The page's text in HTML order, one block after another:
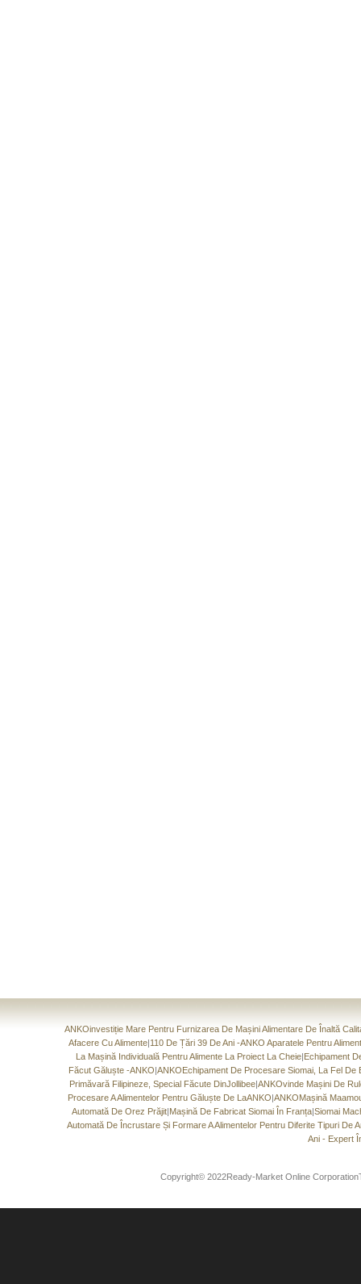
ANKOinvestiție Mare Pentru Furnizarea De Mașini Alimentare De Înaltă
Afacere Cu Alimente|110 De Țări 39 De Ani -ANKO Aparatele Pentru
La Mașină Individuală Pentru Alimente La Proiect La Cheie|Echipament
Făcut Găluște -ANKO|ANKOEchipament De Procesare Siomai, La Fel De
Primăvară Filipineze, Special Făcute DinJollibee|ANKOvinde Mașini De
Procesare A Alimentelor Pentru Găluște De LaANKO|ANKOMașină
Automată De Orez Prăjit|Mașină De Fabricat Siomai În Franța|Siomai
Automată De Încrustare Și Formare A Alimentelor Pentru Diferite Tipuri De
Ani - Expert
Copyright© 2022Ready-Market Online